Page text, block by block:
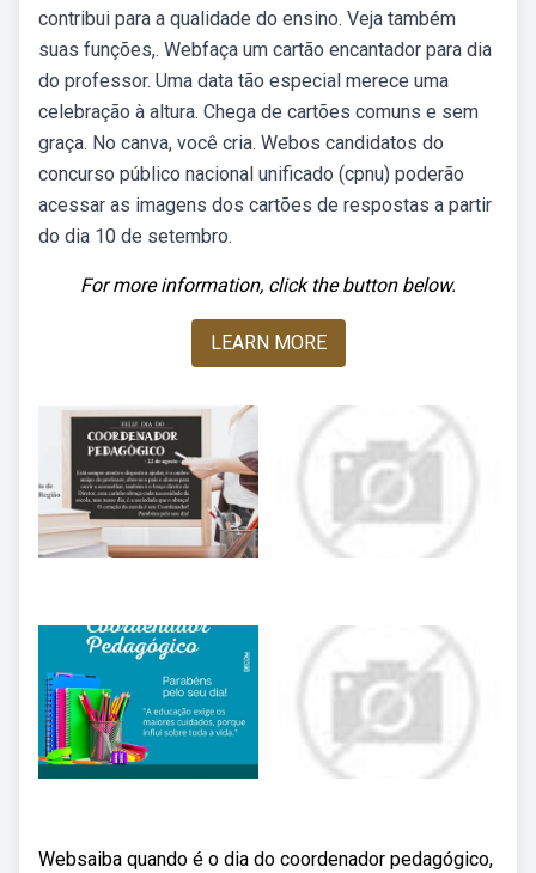
contribui para a qualidade do ensino. Veja também
suas funções,. Webfaça um cartão encantador para dia
do professor. Uma data tão especial merece uma
celebração à altura. Chega de cartões comuns e sem
graça. No canva, você cria. Webos candidatos do
concurso público nacional unificado (cpnu) poderão
acessar as imagens dos cartões de respostas a partir
do dia 10 de setembro.
For more information, click the button below.
LEARN MORE
Websaiba quando é o dia do coordenador pedagógico,